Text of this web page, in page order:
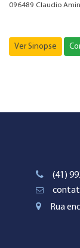
096489 Claudio
Ver Sinopse
(41)
Rua